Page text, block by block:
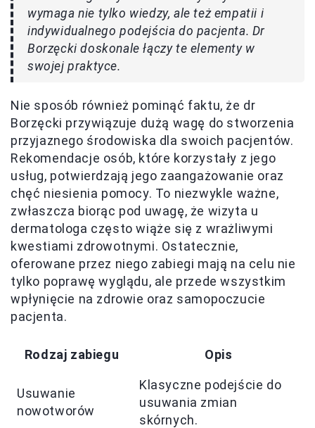
wymaga nie tylko wiedzy, ale też empatii i
indywidualnego podejścia do pacjenta. Dr
Borzęcki doskonale łączy te elementy w
swojej praktyce.
Nie sposób również pominąć faktu, że dr
Borzęcki przywiązuje dużą wagę do stworzenia
przyjaznego środowiska dla swoich pacjentów.
Rekomendacje osób, które korzystały z jego
usług, potwierdzają jego zaangażowanie oraz
chęć niesienia pomocy. To niezwykle ważne,
zwłaszcza biorąc pod uwagę, że wizyta u
dermatologa często wiąże się z wrażliwymi
kwestiami zdrowotnymi. Ostatecznie,
oferowane przez niego zabiegi mają na celu nie
tylko poprawę wyglądu, ale przede wszystkim
wpłynięcie na zdrowie oraz samopoczucie
pacjenta.
Rodzaj zabiegu Opis
Usuwanie
nowotworów
Klasyczne podejście do
usuwania zmian
skórnych.